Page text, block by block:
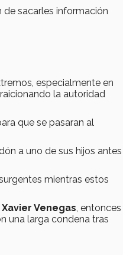
de sacarles información
especialmente en
la autoridad
que se pasaran al
a uno de sus hijos antes
mientras estos
Venegas , entonces
una larga condena tras